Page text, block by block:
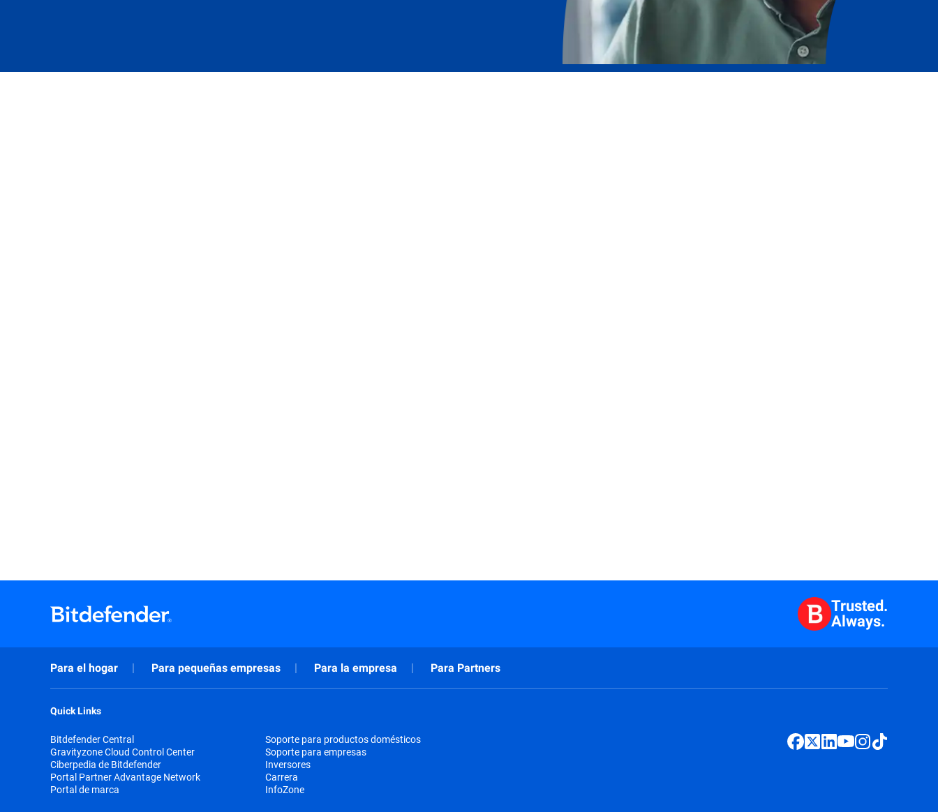
Trusted.
Always.
Para el hogar Para pequeñas empresas Para la empresa Para Partners
Quick Links
Bitdefender Central
Gravityzone Cloud Control Center
Ciberpedia de Bitdefender
Portal Partner Advantage Network
Portal de marca
Soporte para productos domésticos
Soporte para empresas
Inversores
Carrera
InfoZone